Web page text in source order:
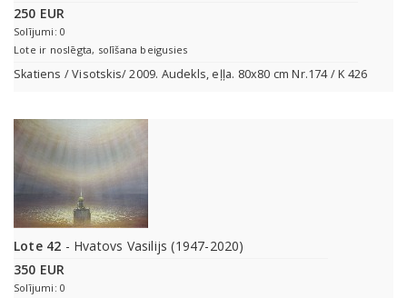
250 EUR
Solījumi: 0
Lote ir noslēgta, solīšana beigusies
Skatiens / Visotskis/ 2009. Audekls, eļļa. 80x80 cm Nr.174 / K 426
Lote 42 - Hvatovs Vasilijs (1947-2020)
350 EUR
Solījumi: 0